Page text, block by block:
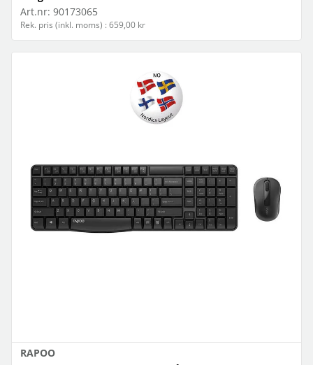
Art.nr: 90173065
Rek. pris (inkl. moms) : 659,00 kr
RAPOO